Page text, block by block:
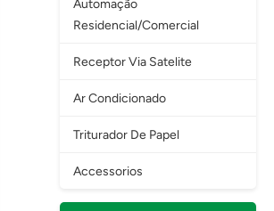
Automação
Residencial/Comercial
Receptor Via Satelite
Ar Condicionado
Triturador De Papel
Accessorios